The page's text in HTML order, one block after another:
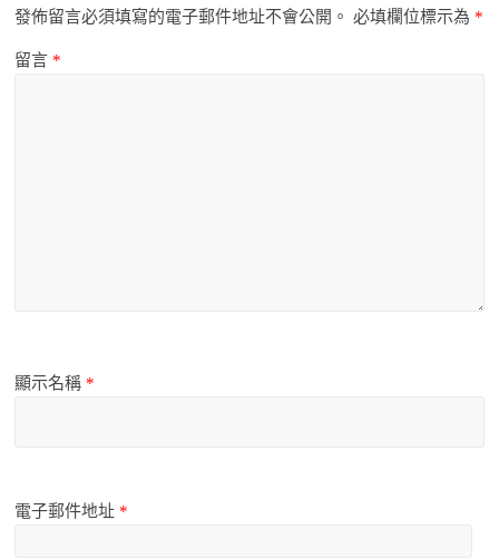
發佈留言必須填寫的電子郵件地址不會公開。 必填欄位標示為 *
留言 *
顯示名稱 *
電子郵件地址 *